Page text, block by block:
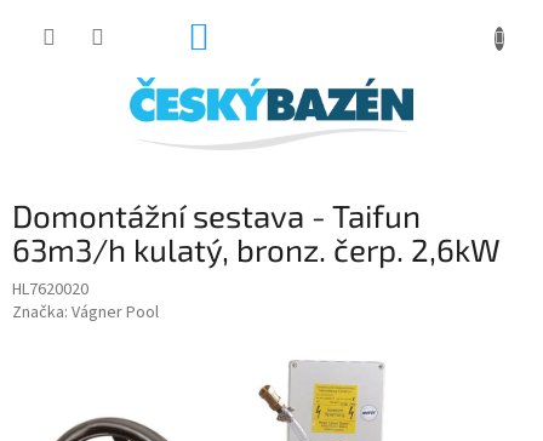
Domontážní sestava - Taifun
63m3/h kulatý, bronz. čerp. 2,6kW
HL7620020
Značka: Vágner Pool